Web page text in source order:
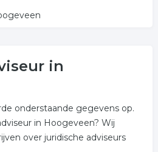
in
onderstaande gegevens op.
in Hoogeveen? Wij
over juridische adviseurs